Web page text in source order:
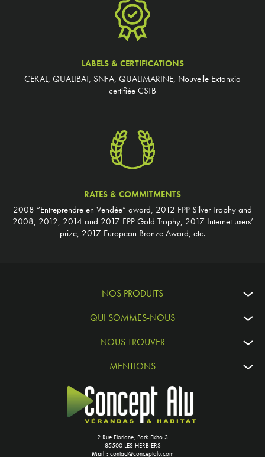
LABELS & CERTIFICATIONS
CEKAL, QUALIBAT, SNFA, QUALIMARINE, Nouvelle Extanxia
certifiée CSTB
RATES & COMMITMENTS
2008 “Entreprendre en Vendée” award, 2012 FPP Silver Trophy and
2008, 2012, 2014 and 2017 FPP Gold Trophy, 2017 Internet users’
prize, 2017 European Bronze Award, etc.
NOS PRODUITS
QUI SOMMES-NOUS
NOUS TROUVER
MENTIONS
2 Rue Floriane, Park Ekho 3
85500 LES HERBIERS
Mail : contact@conceptalu.com